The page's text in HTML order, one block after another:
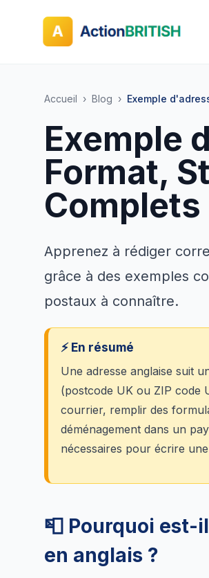
Accueil › Blog › Exemple
Exemple
Format,
Complets
Apprenez à rédiger
grâce à des exemples
postaux à connaître.
⚡ En résumé
Une adresse anglaise suit
(postcode UK ou ZIP code
courrier, remplir des
déménagement dans un
nécessaires pour écrire
📮 Pourquoi est-
en anglais ?